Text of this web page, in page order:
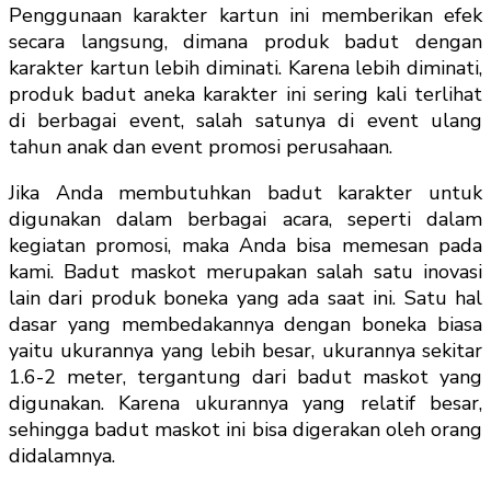
Penggunaan karakter kartun ini memberikan efek
secara langsung, dimana produk badut dengan
karakter kartun lebih diminati. Karena lebih diminati,
produk badut aneka karakter ini sering kali terlihat
di berbagai event, salah satunya di event ulang
tahun anak dan event promosi perusahaan.
Jika Anda membutuhkan badut karakter untuk
digunakan dalam berbagai acara, seperti dalam
kegiatan promosi, maka Anda bisa memesan pada
kami. Badut maskot merupakan salah satu inovasi
lain dari produk boneka yang ada saat ini. Satu hal
dasar yang membedakannya dengan boneka biasa
yaitu ukurannya yang lebih besar, ukurannya sekitar
1.6-2 meter, tergantung dari badut maskot yang
digunakan. Karena ukurannya yang relatif besar,
sehingga badut maskot ini bisa digerakan oleh orang
didalamnya.